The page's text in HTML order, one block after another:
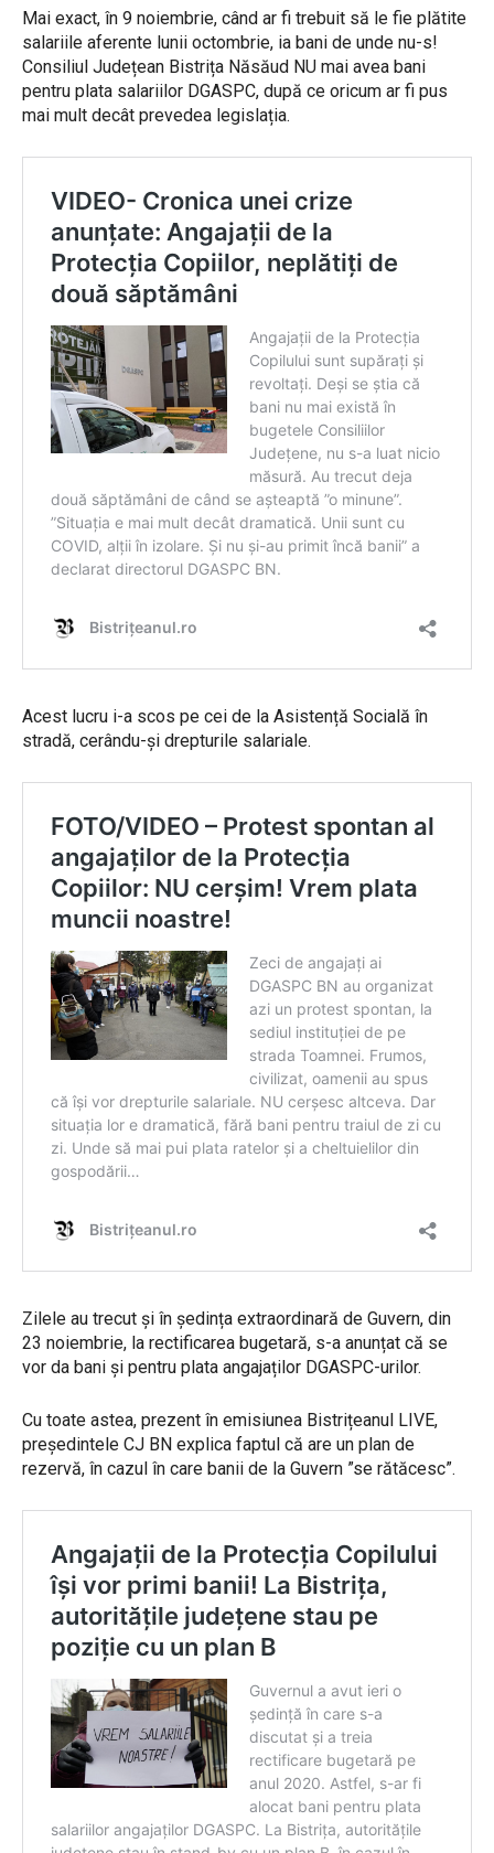
Mai exact, în 9 noiembrie, când ar fi trebuit să le fie plătite
salariile aferente lunii octombrie, ia bani de unde nu-s!
Consiliul Județean Bistrița Năsăud NU mai avea bani
pentru plata salariilor DGASPC, după ce oricum ar fi pus
mai mult decât prevedea legislația.
Acest lucru i-a scos pe cei de la Asistență Socială în
stradă, cerându-și drepturile salariale.
Zilele au trecut și în ședința extraordinară de Guvern, din
23 noiembrie, la rectificarea bugetară, s-a anunțat că se
vor da bani și pentru plata angajaților DGASPC-urilor.
Cu toate astea, prezent în emisiunea Bistrițeanul LIVE,
președintele CJ BN explica faptul că are un plan de
rezervă, în cazul în care banii de la Guvern ”se rătăcesc”.